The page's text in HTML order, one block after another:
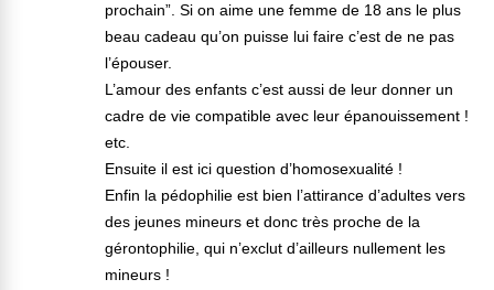
prochain”. Si on aime une femme de 18 ans le plus
beau cadeau qu’on puisse lui faire c’est de ne pas
l’épouser.
L’amour des enfants c’est aussi de leur donner un
cadre de vie compatible avec leur épanouissement !
etc.
Ensuite il est ici question d’homosexualité !
Enfin la pédophilie est bien l’attirance d’adultes vers
des jeunes mineurs et donc très proche de la
gérontophilie, qui n’exclut d’ailleurs nullement les
mineurs !